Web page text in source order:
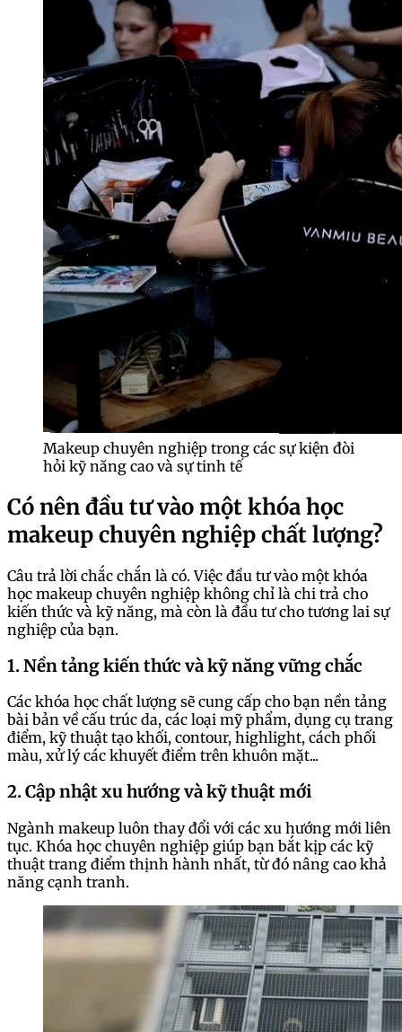
Makeup chuyên nghiệp trong các sự kiện đòi
hỏi kỹ năng cao và sự tinh tế
Có nên đầu tư vào một khóa học
makeup chuyên nghiệp chất lượng?
Câu trả lời chắc chắn là có. Việc đầu tư vào một khóa
học makeup chuyên nghiệp không chỉ là chi trả cho
kiến thức và kỹ năng, mà còn là đầu tư cho tương lai sự
nghiệp của bạn.
1. Nền tảng kiến thức và kỹ năng vững chắc
Các khóa học chất lượng sẽ cung cấp cho bạn nền tảng
bài bản về cấu trúc da, các loại mỹ phẩm, dụng cụ trang
điểm, kỹ thuật tạo khối, contour, highlight, cách phối
màu, xử lý các khuyết điểm trên khuôn mặt...
2. Cập nhật xu hướng và kỹ thuật mới
Ngành makeup luôn thay đổi với các xu hướng mới liên
tục. Khóa học chuyên nghiệp giúp bạn bắt kịp các kỹ
thuật trang điểm thịnh hành nhất, từ đó nâng cao khả
năng cạnh tranh.